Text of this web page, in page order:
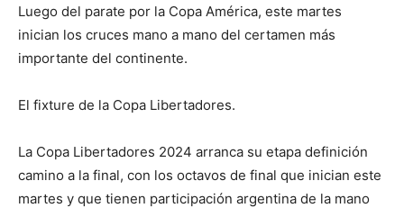
Luego del parate por la Copa América, este martes
inician los cruces mano a mano del certamen más
importante del continente.
El fixture de la Copa Libertadores.
La Copa Libertadores 2024 arranca su etapa definición
camino a la final, con los octavos de final que inician este
martes y que tienen participación argentina de la mano